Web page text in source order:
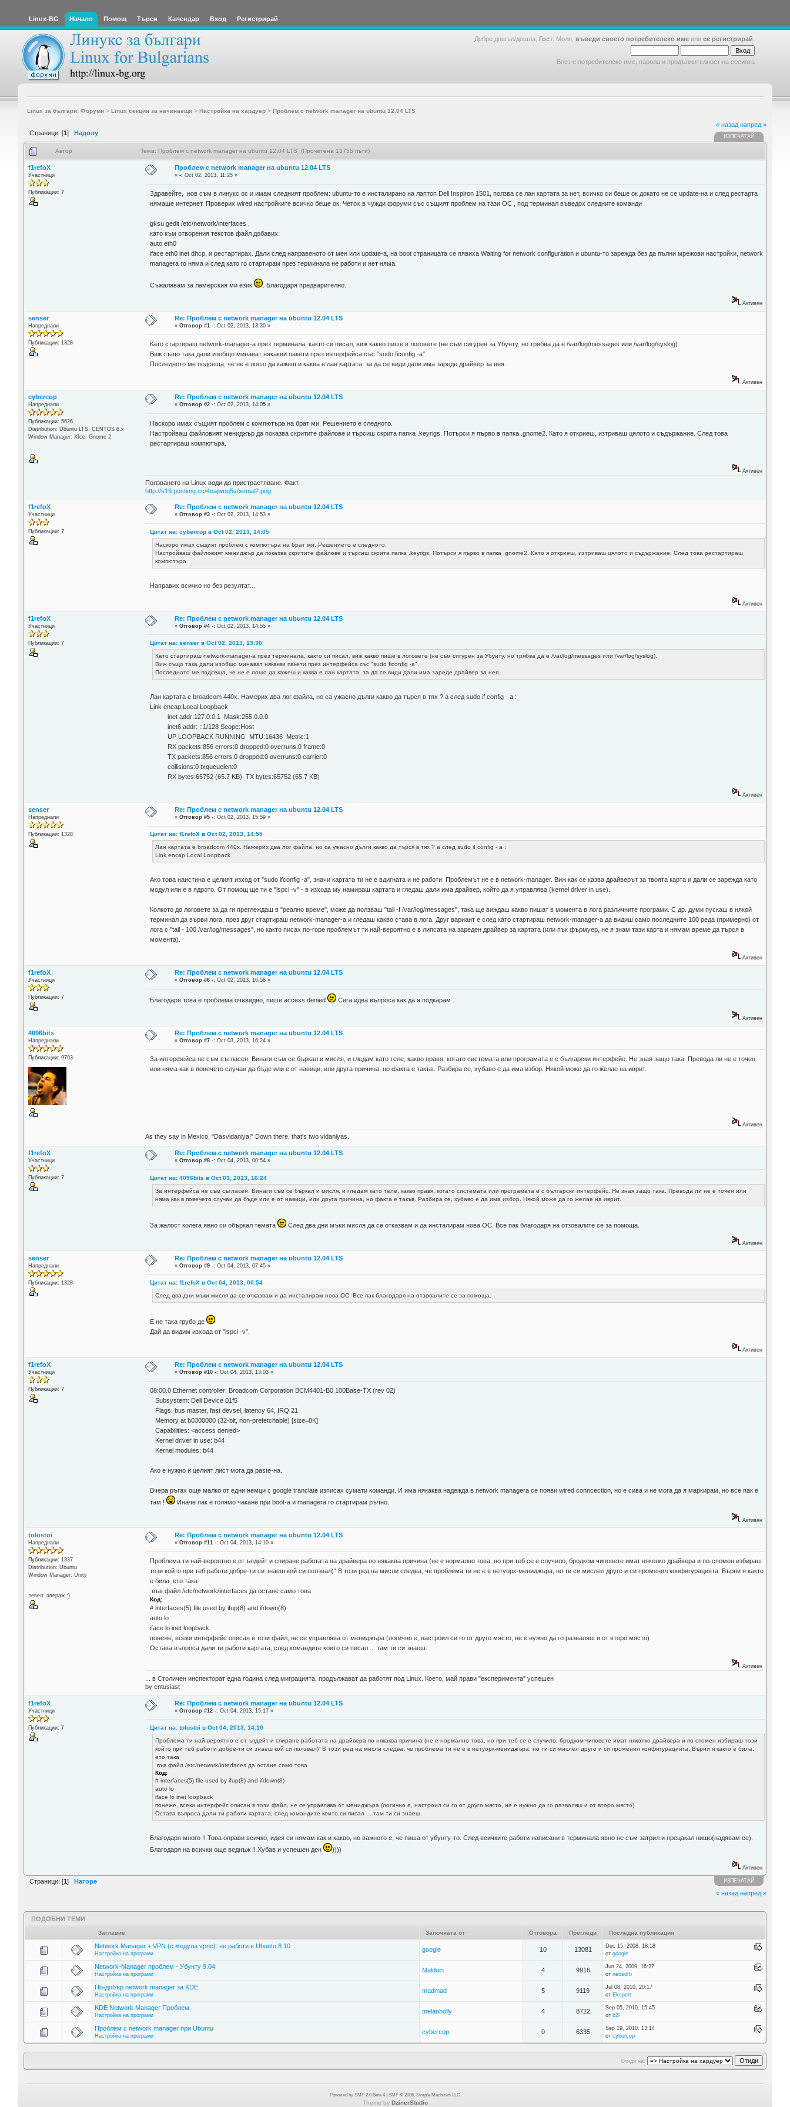
Linux-BG Начало Помощ Търси Календар Вход Регистрирай
Добре дошъл/дошла, Гост . Моля, въведи своето потребителско име или се регистрирай
Влез с потребителско име, парола и продължителност на сесията
Linux за българи: Форуми> Linux секция за начинаещи> Настройка на хардуер> Проблем с network manager на ubuntu 12.04 LTS
Страници: [1] Надолу
« назад напред »
ИЗПЕЧАТАЙ
Автор Тема: Проблем с network manager на ubuntu 12.04 LTS (Прочетена 13755 пъти)
f1refoX
Участници
Публикации: 7
Проблем с network manager на ubuntu 12.04 LTS
«-: Oct 02, 2013, 11:25 »
Здравейте, нов съм в линукс ос и имам следният проблем: ubuntu-то е инсталирано на лаптоп Dell Inspiron 1501, ползва се лан картата за нет, всичко си беше ок докато не се update-на и след рестарта
нямаше интернет. Проверих wired настройките всичко беше ок. Четох в чужди форуми със същият проблем на тази ОС , под терминал въведох следните команди
gksu gedit /etc/network/interfaces ,
като към отворения текстов файл добавих:
auto eth0
iface eth0 inet dhcp, и рестартирах. Дали след направеното от мен или update-a, на boot страницата се пявиха Waiting for network configuration и ubuntu-то зарежда без да пълни мрежови настройки, network
managera го няма и след като го стартирам през терминала не работи и нет няма.
Съжалявам за ламерския ми език . Благодаря предварително.
Активен
senser
Напреднали
Публикации: 1328
Re: Проблем с network manager на ubuntu 12.04 LTS
«Отговор #1 -: Oct 02, 2013, 13:30 »
Като стартираш network-manager-a през терминала, както си писал, виж какво пише в логовете (не съм сигурен за Убунту, но трябва да е /var/log/messages или /var/log/syslog).
Виж също така дали изобщо минават някакви пакети през интерфейса със "sudo ficonfig -a".
Последното ме подсеща, че не е лошо да кажеш и каква е лан картата, за да се види дали има зареде драйвер за нея.
Активен
cybercop
Напреднали
Публикации: 5626
Distribution: Ubuntu LTS, CENTOS 6.x
Window Manager: Xfce, Gnome 2
Re: Проблем с network manager на ubuntu 12.04 LTS
«Отговор #2 -: Oct 02, 2013, 14:05 »
Наскоро имах същият проблем с компютъра на брат ми. Решението е следното.
Настройваш файловият мениджър да показва скритите файлове и търсиш скрита папка .keyrigs. Потърси я първо в папка .gnome2. Като я откриеш, изтриваш цялото и съдържание. След това
рестартираш компютъра.
Активен
Ползването на Linux води до пристрастяване. Факт.
http://s19.postimg.cc/4oajwoq5v/xenial2.png
f1refoX
Участници
Публикации: 7
Re: Проблем с network manager на ubuntu 12.04 LTS
«Отговор #3 -: Oct 02, 2013, 14:53 »
Цитат на: cybercop в Oct 02, 2013, 14:05
Наскоро имах същият проблем с компютъра на брат ми. Решението е следното.
Настройваш файловият мениджър да показва скритите файлове и търсиш скрита папка .keyrigs. Потърси я първо в папка .gnome2. Като я откриеш, изтриваш цялото и съдържание. След това рестартираш
компютъра.
Направих всичко но без резултат...
Активен
f1refoX
Участници
Публикации: 7
Re: Проблем с network manager на ubuntu 12.04 LTS
«Отговор #4 -: Oct 02, 2013, 14:55 »
Цитат на: senser в Oct 02, 2013, 13:30
Като стартираш network-manager-a през терминала, както си писал, виж какво пише в логовете (не съм сигурен за Убунту, но трябва да е /var/log/messages или /var/log/syslog).
Виж също така дали изобщо минават някакви пакети през интерфейса със "sudo ficonfig -a".
Последното ме подсеща, че не е лошо да кажеш и каква е лан картата, за да се види дали има зареде драйвер за нея.
Лан картата е broadcom 440x. Намерих два лог файла, но са ужасно дълги какво да търся в тях ? а след sudo if config - a :
Link encap:Local Loopback
inet addr:127.0.0.1 Mask:255.0.0.0
inet6 addr: ::1/128 Scope:Host
UP LOOPBACK RUNNING MTU:16436 Metric:1
RX packets:856 errors:0 dropped:0 overruns:0 frame:0
TX packets:856 errors:0 dropped:0 overruns:0 carrier:0
collisions:0 txqueuelen:0
RX bytes:65752 (65.7 KB) TX bytes:65752 (65.7 KB)
Активен
senser
Напреднали
Публикации: 1328
Re: Проблем с network manager на ubuntu 12.04 LTS
«Отговор #5 -: Oct 02, 2013, 15:59 »
Цитат на: f1refoX в Oct 02, 2013, 14:55
Лан картата е broadcom 440x. Намерих два лог файла, но са ужасно дълги какво да търся в тях ? а след sudo if config - a :
Link encap:Local Loopback
Ако това наистина е целият изход от "sudo ifconfig -a", значи картата ти не е вдигната и не работи. Проблемът не е в network-manager. Виж как се казва драйверът за твоята карта и дали се зарежда като
модул или е в ядрото. От помощ ще ти е "lspci -v" - в изхода му намираш картата и гледаш дали има драйвер, който да я управлява (kernel driver in use).
Колкото до логовете за да ги преглеждаш в "реално време", може да ползваш "tail -f /var/log/messages", така ще виждаш какво пишат в момента в лога различните програми. С др. думи пускаш в някой
терминал да върви лога, през друг стартираш network-manager-a и гледаш какво става в лога. Друг вариант е след като стартираш network-manager-a да видиш само последните 100 реда (примерно) от
лога с "tail - 100 /var/log/messages", но както писах по-горе проблемът ти най-вероятно е в липсата на зареден драйвер за картата (или пък фърмуер, не я знам тази карта и нямам време да търся в
момента).
Активен
f1refoX
Участници
Публикации: 7
Re: Проблем с network manager на ubuntu 12.04 LTS
«Отговор #6 -: Oct 02, 2013, 16:58 »
Благодаря това е проблема очевидно, пише access denied Сега идва въпроса как да я подкарам .
Активен
4096bits
Напреднали
Публикации: 9703
Re: Проблем с network manager на ubuntu 12.04 LTS
«Отговор #7 -: Oct 03, 2013, 16:24 »
За интерфейса не съм съгласен. Винаги съм се бъркал и мисля, и гледам като теле, какво правя, когато системата или програмата е с български интерфейс. Не зная защо така. Превода ли не е точен
или няма как в повечето случаи да бъде или е от навици, или друга причина, но факта е такъв. Разбира се, хубаво е да има избор. Някой може да го желае на иврит.
Активен
As they say in Mexico, "Dasvidaniya!" Down there, that's two vidaniyas.
f1refoX
Участници
Публикации: 7
Re: Проблем с network manager на ubuntu 12.04 LTS
«Отговор #8 -: Oct 04, 2013, 00:54 »
Цитат на: 4096bits в Oct 03, 2013, 16:24
За интерфейса не съм съгласен. Винаги съм се бъркал и мисля, и гледам като теле, какво правя, когато системата или програмата е с български интерфейс. Не зная защо така. Превода ли не е точен или
няма как в повечето случаи да бъде или е от навици, или друга причина, но факта е такъв. Разбира се, хубаво е да има избор. Някой може да го желае на иврит.
За жалост колега явно си объркал темата След два дни мъки мисля да се отказвам и да инсталирам нова ОС. Все пак благодаря на отзовалите се за помоща.
Активен
senser
Напреднали
Публикации: 1328
Re: Проблем с network manager на ubuntu 12.04 LTS
«Отговор #9 -: Oct 04, 2013, 07:45 »
Цитат на: f1refoX в Oct 04, 2013, 00:54
След два дни мъки мисля да се отказвам и да инсталирам нова ОС. Все пак благодаря на отзовалите се за помоща.
Е не така грубо де
Дай да видим изхода от "lspci -v".
Активен
f1refoX
Участници
Публикации: 7
Re: Проблем с network manager на ubuntu 12.04 LTS
«Отговор #10 -: Oct 04, 2013, 13:03 »
08:00.0 Ethernet controller: Broadcom Corporation BCM4401-B0 100Base-TX (rev 02)
Subsystem: Dell Device 01f5
Flags: bus master, fast devsel, latency 64, IRQ 21
Memory at b0300000 (32-bit, non-prefetchable) [size=8K]
Capabilities: <access denied>
Kernel driver in use: b44
Kernel modules: b44
Ако е нужно и целият лист мога да paste-на.
Вчера ръгах още малко от едни немци с google tranclate изписах сумати команди. И има някаква надежда в network managera се появи wired conncection, но е сива и не мога да я маркирам, но все пак е
там !
Иначе пак е голямо чакане при boot-a и managera го стартирам ръчно.
Активен
tolostoi
Напреднали
Публикации: 1337
Distribution: Ubuntu
Window Manager: Unity
левел: авераж :)
Re: Проблем с network manager на ubuntu 12.04 LTS
«Отговор #11 -: Oct 04, 2013, 14:10 »
Проблема ти най-вероятно е от ъпдейт и спиране работата на драйвера по някаква причина (не е нормално това, но при теб се е случило, бродком чиповете имат няколко драйвера и по-спомен избираш
този който при теб работи добре-ти си знаеш кой си ползвал)“ В този ред на мисли следва, че проблема ти не е в нетуорк-мениджъра, но ти си мислел друго и си променил конфигурацията. Върни я както
е била, ето така
във файл /etc/network/interfaces да остане само това
Код:
# interfaces(5) file used by ifup(8) and ifdown(8)
auto lo
iface lo inet loopback
понеже, всеки интерфейс описан в този файл, не се управлява от мениджъра (логично е, настроил си го от друго място, не е нужно да го разваляш и от второ място)
Остава въпроса дали ти работи картата, след командите които си писал ... там ти си знаеш.
Активен
... в Столичен инспекторат една година след миграцията, продължават да работят под Linux. Което, май прави "експеримента" успешен
by entusiast
f1refoX
Участници
Публикации: 7
Re: Проблем с network manager на ubuntu 12.04 LTS
«Отговор #12 -: Oct 04, 2013, 15:17 »
Цитат на: tolostoi в Oct 04, 2013, 14:10
Проблема ти най-вероятно е от ъпдейт и спиране работата на драйвера по някаква причина (не е нормално това, но при теб се е случило, бродком чиповете имат няколко драйвера и по-спомен избираш този
който при теб работи добре-ти си знаеш кой си ползвал)“ В този ред на мисли следва, че проблема ти не е в нетуорк-мениджъра, но ти си мислел друго и си променил конфигурацията. Върни я както е била,
ето така
във файл /etc/network/interfaces да остане само това
Код:
# interfaces(5) file used by ifup(8) and ifdown(8)
auto lo
iface lo inet loopback
понеже, всеки интерфейс описан в този файл, не се управлява от мениджъра (логично е, настроил си го от друго място, не е нужно да го разваляш и от второ място)
Остава въпроса дали ти работи картата, след командите които си писал ... там ти си знаеш.
Благодаря много !! Това оправи всичко, идея си нямам как и какво, но важното е, че пиша от убунту-то. След всичките работи написани в терминала явно не съм затрил и прецакал нищо(надявам се).
Благодаря на всички още веднъж !! Хубав и успешен ден
))))
Активен
Страници: [1 ] Нагоре ИЗПЕЧАТАЙ
« назад напред »
ПОДОБНИ ТЕМИ
Заглавие Започната от Отговора Прегледи Последна публикация
Network Manager + VPN (с модула vpnc): не работи в Ubuntu 8.10
Настройка на програми
google 10 13081
Dec 15, 2008, 18:18
от google
Network-Manager проблем - Убунту 9.04
Настройка на програми
Malduin 4 9916
Jun 24, 2009, 16:27
от neosofti
По-добър network manager за KDE
Настройка на програми
madmad 5 9119
Jul 08, 2010, 20:17
от Ekspert
KDE Network Manager Проблем
Настройка на програми
melanholly 4 8722
Sep 05, 2010, 15:45
от b2l
Проблем с network manager при Ubuntu
Настройка на програми
cybercop 0 6335
Sep 19, 2010, 13:14
от cybercop
Отиди на:
Powered by SMF 2.0 Beta 4 SMF © 2006, Simple Machines LLC
Theme by DzinerStudio